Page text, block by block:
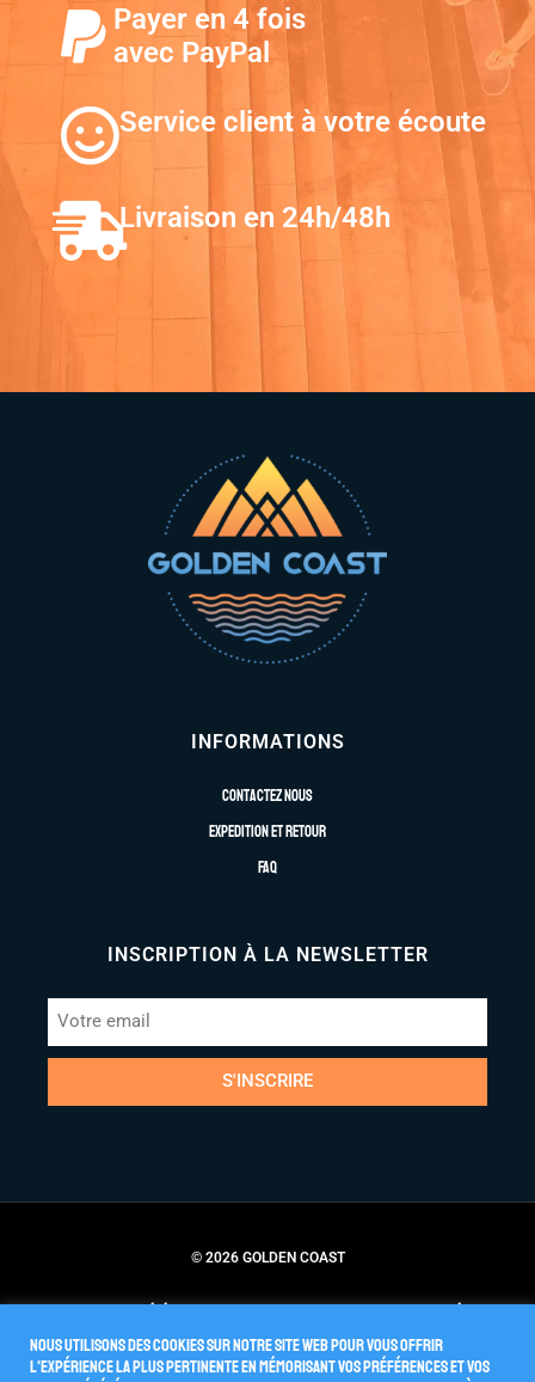
Payer en 4 fois
avec PayPal
Service client à votre écoute
Livraison en 24h/48h
INFORMATIONS
Contactez nous
Expedition et retour
FAQ
INSCRIPTION À LA NEWSLETTER
S'INSCRIRE
© 2026 GOLDEN COAST
Nous utilisons des cookies sur notre site Web pour vous offrir
l'expérience la plus pertinente en mémorisant vos préférences et vos